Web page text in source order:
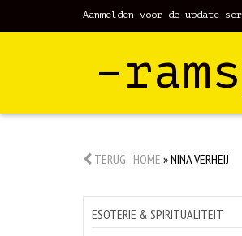
Aanmelden voor de update
TERUG HOME »NINA VERHEIJ
ESOTERIE & SPIRITUALITEIT